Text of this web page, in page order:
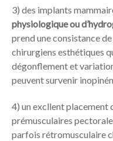
3) des implants
physiologique ou
prend une consistance
chirurgiens esthétiques
dégonflement et
peuvent survenir
4) un excllent placement
prémusculaires
parfois rétromusculaire